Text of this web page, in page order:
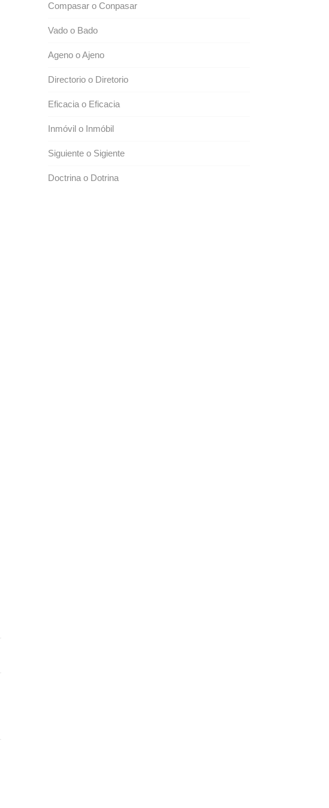
Compasar o Conpasar
Vado o Bado
Ageno o Ajeno
Directorio o Diretorio
Eficacia o Eficacia
Inmóvil o Inmóbil
Siguiente o Sigiente
Doctrina o Dotrina